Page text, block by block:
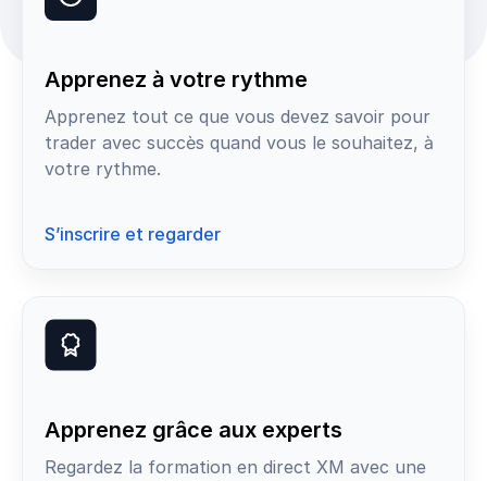
Apprenez à votre rythme
Apprenez tout ce que vous devez savoir pour
trader avec succès quand vous le souhaitez, à
votre rythme.
S’inscrire et regarder
Apprenez grâce aux experts
Regardez la formation en direct XM avec une